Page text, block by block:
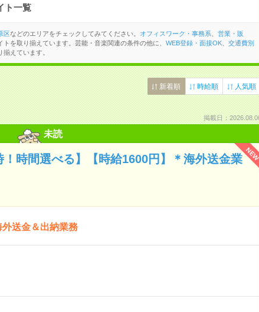
ト一覧
区などのエリアをチェックしてみてください。 オフィスワーク・事務系
営業・販
トを取り揃えています。芸能・音楽関連の条件の他に、 WEB登録・面接OK、 交通費別
えています。
新着順 時給順 人気順
掲載日：
未読
！時間選べる】【時給1600円】＊海外送金業
外送金＆出納業務